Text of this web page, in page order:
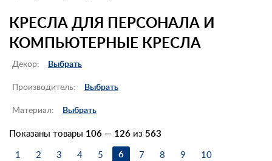
Каталог
О компании
Заказ каталога
КРЕСЛА ДЛЯ ПЕРСОНАЛА И
КОМПЬЮТЕРНЫЕ КРЕСЛА
Декор:
Выбрать
Производитель:
Выбрать
Материал:
Выбрать
Показаны товары 106 — 126 из 563
1 2 3 4 5 6 7 8 9 10